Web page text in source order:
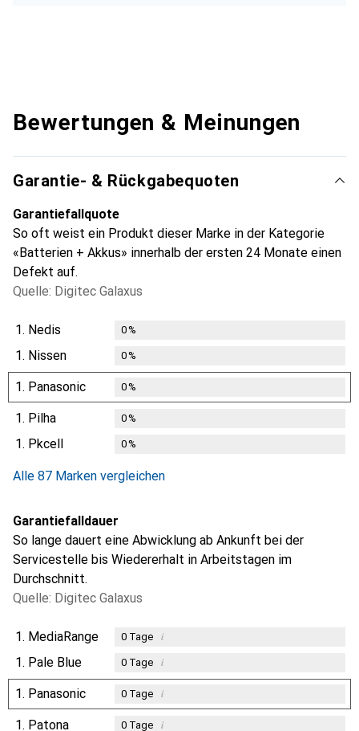
Bewertungen & Meinungen
Garantie- & Rückgabequoten
Garantiefallquote
So oft weist ein Produkt dieser Marke in der Kategorie
«Batterien + Akkus» innerhalb der ersten 24 Monate einen
Defekt auf.
Quelle: Digitec Galaxus
1. Nedis 0%
1. Nissen 0%
1. Panasonic 0%
1. Pilha 0%
1. Pkcell 0%
Alle 87 Marken vergleichen
Garantiefalldauer
So lange dauert eine Abwicklung ab Ankunft bei der
Servicestelle bis Wiedererhalt in Arbeitstagen im
Durchschnitt.
Quelle: Digitec Galaxus
1. MediaRange 0Tage i
1. Pale Blue 0Tage i
1. Panasonic 0Tage i
1. Patona 0Tage i